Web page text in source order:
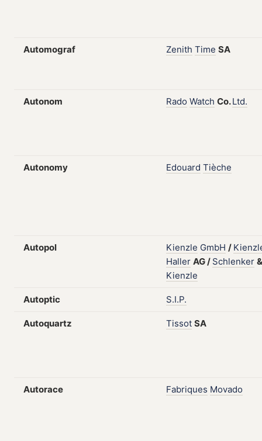
Automograf Zenith Time SA
Autonom Rado Watch Co.Ltd.
Autonomy Edouard Tièche
Autopol Kienzle GmbH /
Haller AG/ Schlenker &
Kienzle
Autoptic S.I.P.
Autoquartz Tissot SA
Autorace Fabriques Movado